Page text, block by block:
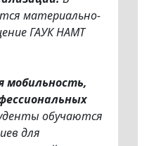
материально-
ГАУК НАМТ
мобильность,
обучаются
для